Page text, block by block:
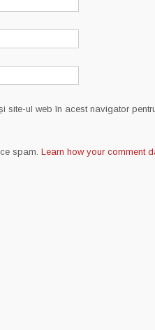
site-ul web în acest navigator
spam. Learn how your comment